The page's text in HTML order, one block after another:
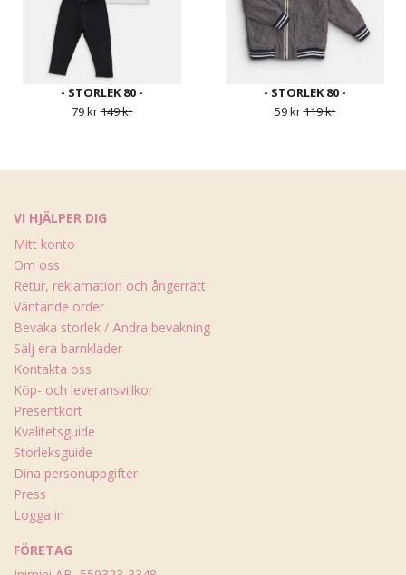
- STORLEK 80 -
79 kr149 kr
- STORLEK 80 -
59 kr119 kr
VI HJÄLPER DIG
Mitt konto
Om oss
Retur, reklamation och ångerrätt
Väntande order
Bevaka storlek / Ändra bevakning
Sälj era barnkläder
Kontakta oss
Köp- och leveransvillkor
Presentkort
Kvalitetsguide
Storleksguide
Dina personuppgifter
Press
Logga in
FÖRETAG